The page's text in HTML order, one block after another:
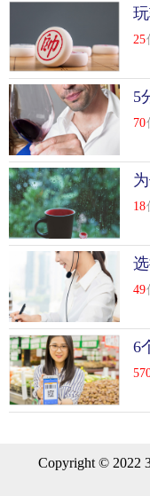
是广告，谈生活，谈
么从你这里买产品，
可以增进与客户的感
时分享客户反馈、代
要分享一些亮点。学
秘密。每个做微信生
该做得不好。
第五，坚持原创
比较近，我和很多擅
流。我会找到一个共
创，很少复制粘贴。
运工，因为习惯了临
生意看似简单，其实
个微信怎么发，怎么
注。这样才能经营好
知道你在用心做事，
第六，混圈子
个微商，一个盈利的
巧
25
5
70
18
由
49
6
Copyright © 2022